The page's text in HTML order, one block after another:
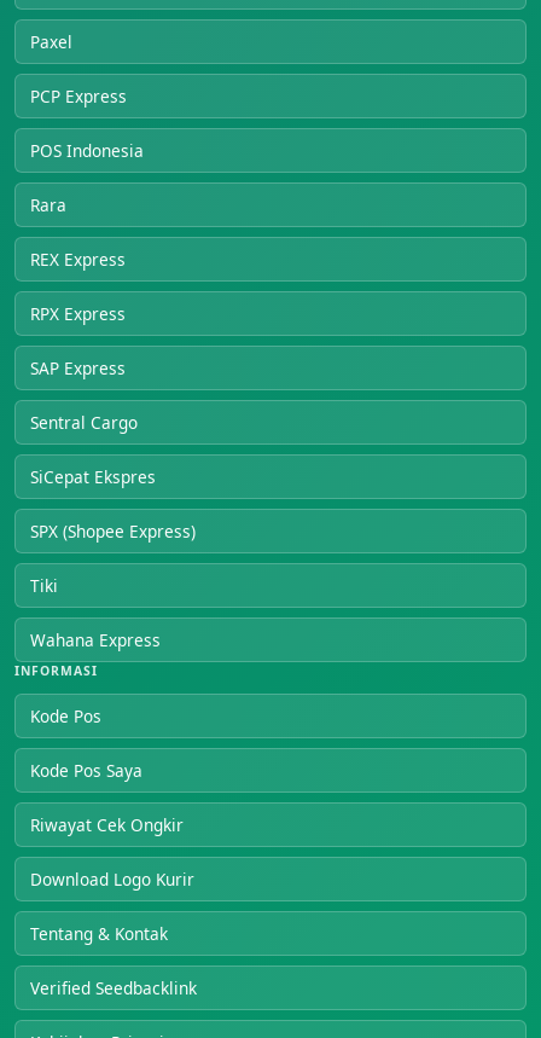
Paxel
PCP Express
POS Indonesia
Rara
REX Express
RPX Express
SAP Express
Sentral Cargo
SiCepat Ekspres
SPX (Shopee Express)
Tiki
Wahana Express
INFORMASI
Kode Pos
Kode Pos Saya
Riwayat Cek Ongkir
Download Logo Kurir
Tentang & Kontak
Verified Seedbacklink